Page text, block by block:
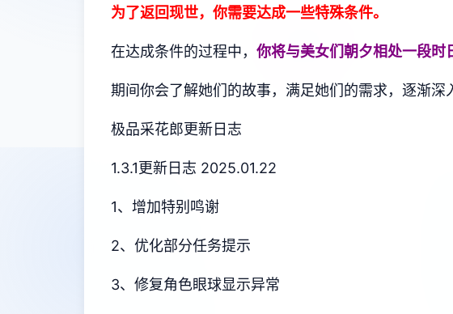
为了返回现世，你需要达成一些特殊条件。
在达成条件的过程中， 你将与美女们朝夕相处一段时
期间你会了解她们的故事，满足她们的需求，逐渐深
极品采花郎更新日志
1.3.1更新日志 2025.01.22
1、增加特别鸣谢
2、优化部分任务提示
3、修复角色眼球显示异常